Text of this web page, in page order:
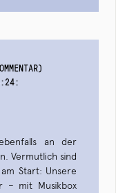
:
an der
Vermutlich sind
Start: Unsere
– mit Musikbox